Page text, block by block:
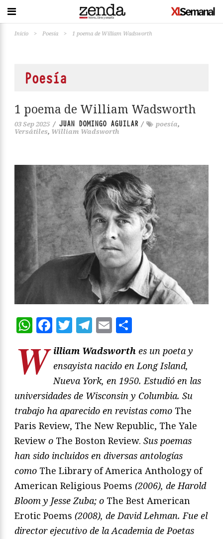
Inicio > Poesía > 1 poema de William Wadsworth
Poesía
1 poema de William Wadsworth
03 Sep 2025 / JUAN DOMINGO AGUILAR / poesía,
Versátiles, William Wadsworth
WhatsApp
Facebook
Twitter
Telegram
Email
W illiam Wadsworth es un poeta y
ensayista nacido en Long Island,
Nueva York, en 1950. Estudió en las
universidades de Wisconsin y Columbia. Su
trabajo ha aparecido en revistas como The
Paris Review, The New Republic, The Yale
Review o The Boston Review. Sus poemas
han sido incluidos en diversas antologías
como The Library of America Anthology of
American Religious Poems (2006), de Harold
Bloom y Jesse Zuba; o The Best American
Erotic Poems (2008), de David Lehman. Fue el
director ejecutivo de la Academia de Poetas